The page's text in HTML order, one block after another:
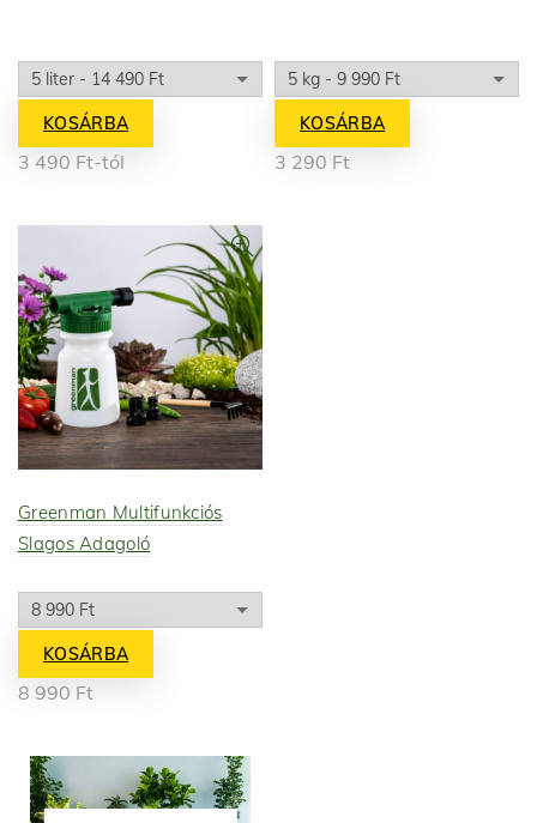
KOSÁRBA
3 490 Ft-tól
KOSÁRBA
3 290 Ft
Greenman Multifunkciós
Slagos Adagoló
KOSÁRBA
8 990 Ft